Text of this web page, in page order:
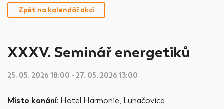
Zpět na kalendář akcí
XXXV. Seminář energetiků
25. 05. 2026 18:00 - 27. 05. 2026 13:00
Místo konání: Hotel Harmonie, Luhačovice